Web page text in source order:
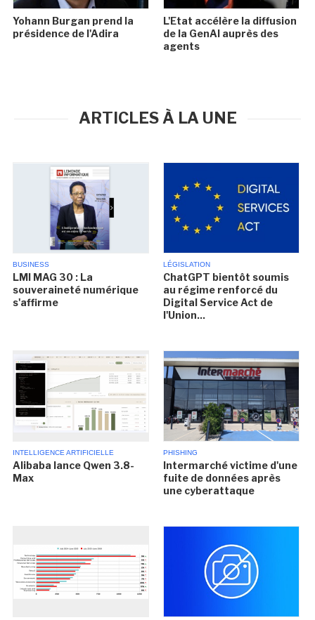
Yohann Burgan prend la
présidence de l'Adira
L'Etat accélère la diffusion
de la GenAI auprès des
agents
ARTICLES À LA UNE
BUSINESS
LMI MAG 30 : La
souveraineté numérique
s'affirme
LÉGISLATION
ChatGPT bientôt soumis
au régime renforcé du
Digital Service Act de
l'Union...
INTELLIGENCE ARTIFICIELLE
Alibaba lance Qwen 3.8-
Max
PHISHING
Intermarché victime d'une
fuite de données après
une cyberattaque